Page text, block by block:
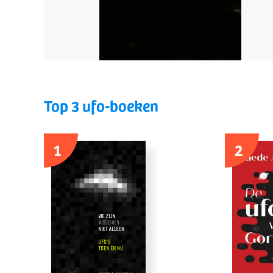
Top 3 ufo-boeken
1
2